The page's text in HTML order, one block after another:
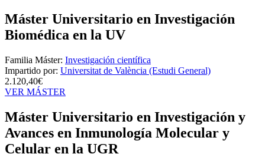
Máster Universitario en Investigación
Biomédica en la UV
Familia Máster: Investigación científica
Impartido por: Universitat de València (Estudi General)
2.120,40€
VER MÁSTER
Máster Universitario en Investigación y
Avances en Inmunología Molecular y
Celular en la UGR